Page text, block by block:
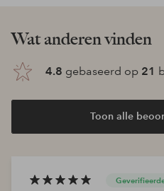
Wat anderen vinden
4.8 gebaseerd op 21
Toon alle